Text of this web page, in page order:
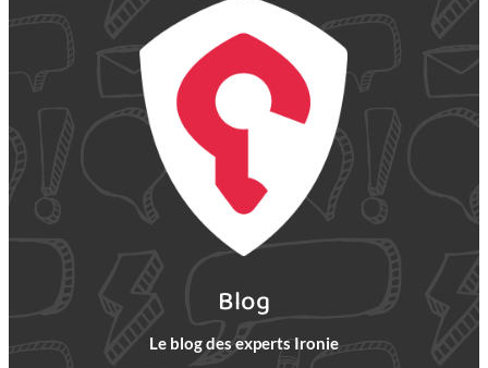
Blog
Le blog des experts Ironie